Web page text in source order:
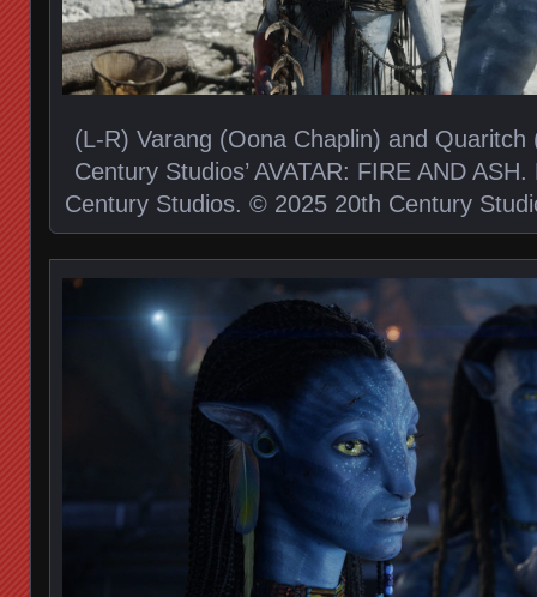
(L-R) Varang (Oona Chaplin) and
Century Studios’ AVATAR: FIRE AND
Century Studios. © 2025 20th Century